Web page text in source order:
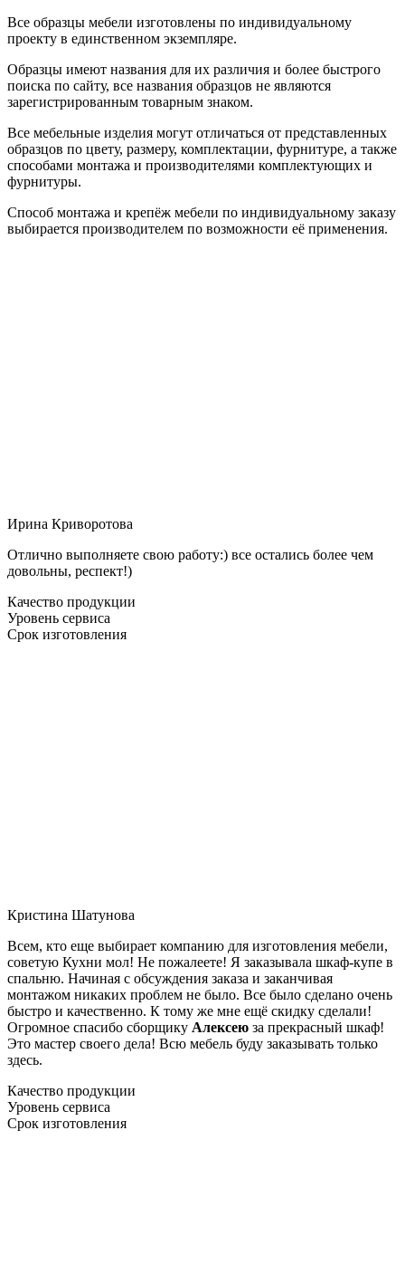
Все образцы мебели изготовлены по индивидуальному
проекту в единственном экземпляре.
Образцы имеют названия для их различия и более быстрого
поиска по сайту, все названия образцов не являются
зарегистрированным товарным знаком.
Все мебельные изделия могут отличаться от представленных
образцов по цвету, размеру, комплектации, фурнитуре, а также
способами монтажа и производителями комплектующих и
фурнитуры.
Способ монтажа и крепёж мебели по индивидуальному заказу
выбирается производителем по возможности её применения.
Ирина Криворотова
Отлично выполняете свою работу:) все остались более чем
довольны, респект!)
Качество продукции
Уровень сервиса
Срок изготовления
Кристина Шатунова
Всем, кто еще выбирает компанию для изготовления мебели,
советую Кухни мол! Не пожалеете! Я заказывала шкаф-купе в
спальню. Начиная с обсуждения заказа и заканчивая
монтажом никаких проблем не было. Все было сделано очень
быстро и качественно. К тому же мне ещё скидку сделали!
Огромное спасибо сборщику Алексею за прекрасный шкаф!
Это мастер своего дела! Всю мебель буду заказывать только
здесь.
Качество продукции
Уровень сервиса
Срок изготовления